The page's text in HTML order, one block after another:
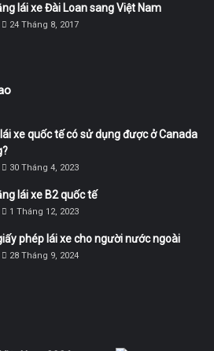
lái xe Đài Loan sang Việt Nam
24 Tháng 8, 2017
xe quốc tế có sử dụng được ở Canada
30 Tháng 4, 2023
lái xe B2 quốc tế
1 Tháng 12, 2023
phép lái xe cho người nước ngoài
28 Tháng 9, 2024